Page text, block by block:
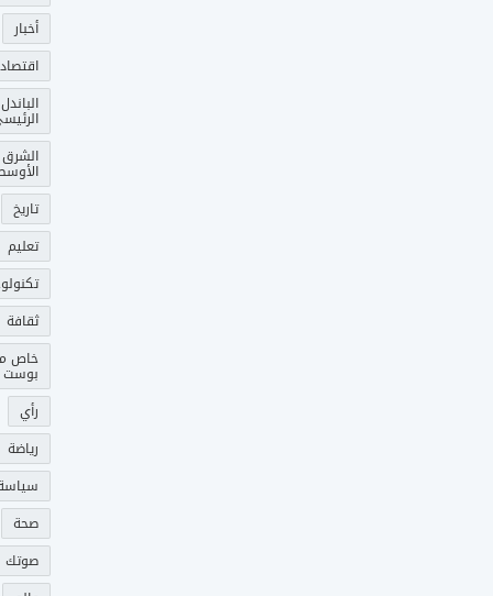
أخبار
اقتصاد
الباندل
الشرق
تاريخ
تعليم
ثقافة
خاص
بوست
رأي
رياضة
صحة